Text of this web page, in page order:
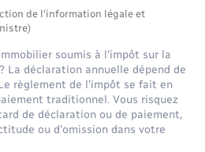
de l'information légale et
soumis à l'impôt sur la
déclaration annuelle dépend de
règlement de l'impôt se fait en
traditionnel. Vous risquez
de déclaration ou de paiement,
ou d'omission dans votre